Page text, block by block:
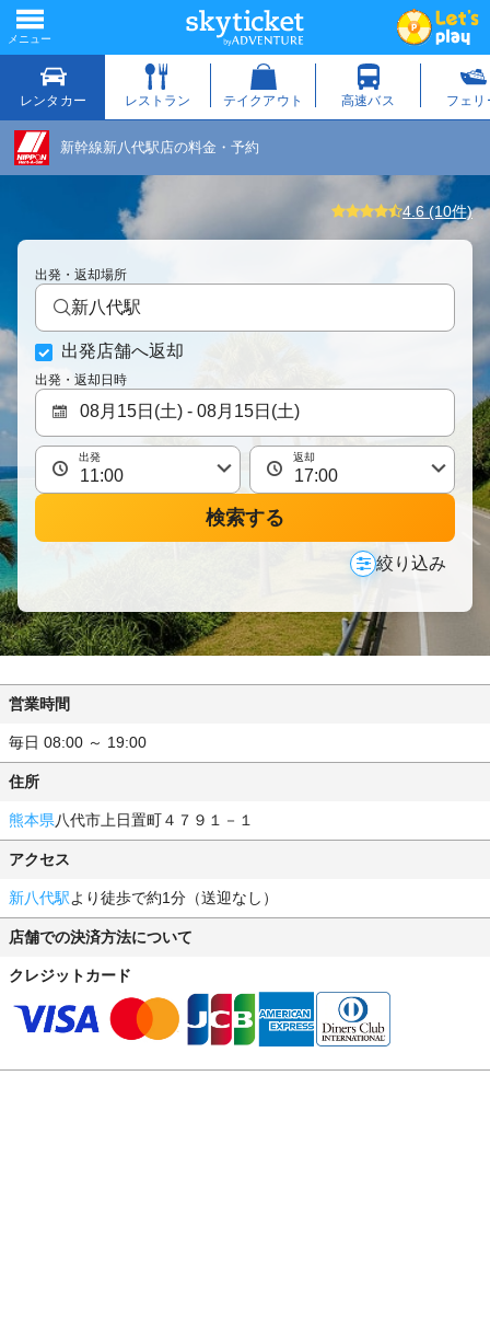
新幹線新八代駅店の料金・予約
4.6 (10件)
出発・返却場所
新八代駅
出発店舗へ返却
出発・返却日時
出発 返却
検索する
絞り込み
営業時間
毎日 08:00 ～ 19:00
住所
熊本県八代市上日置町４７９１－１
アクセス
新八代駅より徒歩で約1分（送迎なし）
店舗での決済方法について
クレジットカード